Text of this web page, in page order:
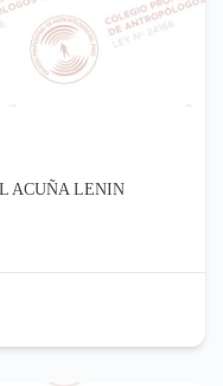
ACUÑA LENIN